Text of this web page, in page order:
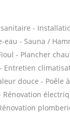
-
- Sauna /
- Plancher
douce - Poêle